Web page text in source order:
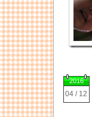
2016
04 / 12